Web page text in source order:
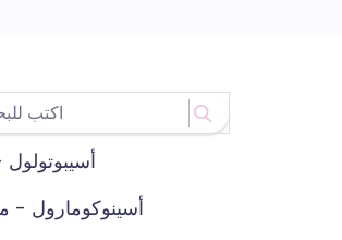
أسينوكومارول -